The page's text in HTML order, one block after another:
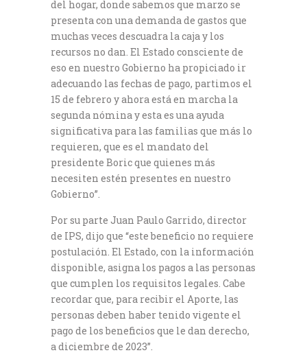
del hogar, donde sabemos que marzo se
presenta con una demanda de gastos que
muchas veces descuadra la caja y los
recursos no dan. El Estado consciente de
eso en nuestro Gobierno ha propiciado ir
adecuando las fechas de pago, partimos el
15 de febrero y ahora está en marcha la
segunda nómina y esta es una ayuda
significativa para las familias que más lo
requieren, que es el mandato del
presidente Boric que quienes más
necesiten estén presentes en nuestro
Gobierno”.
Por su parte Juan Paulo Garrido, director
de IPS, dijo que “este beneficio no requiere
postulación. El Estado, con la información
disponible, asigna los pagos a las personas
que cumplen los requisitos legales. Cabe
recordar que, para recibir el Aporte, las
personas deben haber tenido vigente el
pago de los beneficios que le dan derecho,
a diciembre de 2023”.